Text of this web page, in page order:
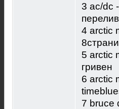
3 ac/dc
4 arctic
5 arctic
гривен
6 arctic
7 bruce